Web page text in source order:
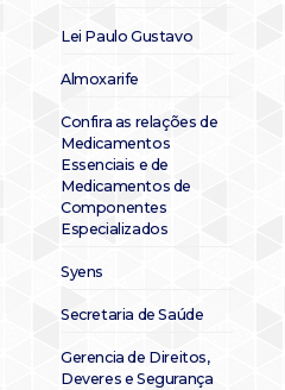
Lei Paulo Gustavo
Almoxarife
Confira as relações de
Medicamentos
Essenciais e de
Medicamentos de
Componentes
Especializados
Syens
Secretaria de Saúde
Gerencia de Direitos,
Deveres e Segurança